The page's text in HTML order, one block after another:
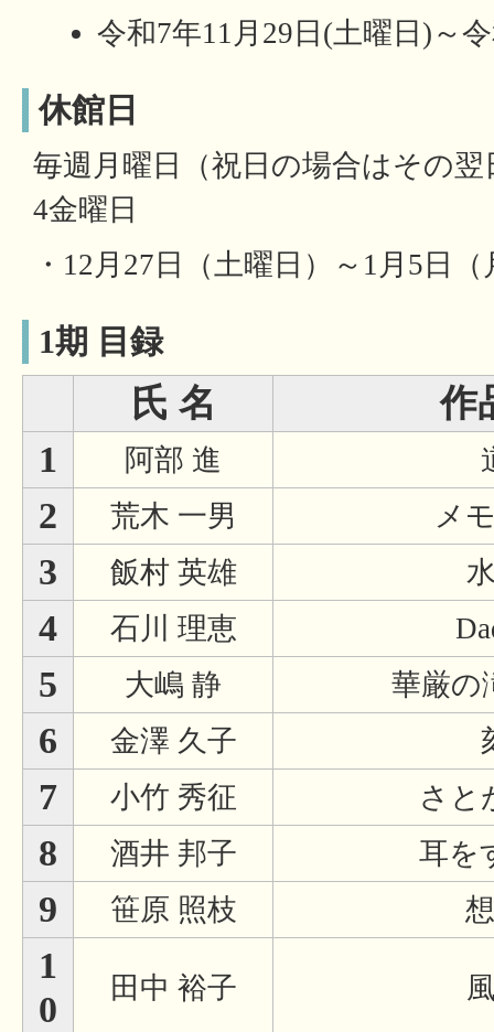
令和7年11月29日(土曜日)～
休館日
毎週月曜日（祝日の場合はその
4金曜日
・12月27日（土曜日）～1月5日
1期 目録
氏 名
作
1
阿部 進
2 荒木 一男 メ
3 飯村 英雄
4 石川 理恵
5 大嶋 静 華厳の
6 金澤 久子
7 小竹 秀征 さと
8 酒井 邦子 耳を
9 笹原 照枝
1
0
田中 裕子